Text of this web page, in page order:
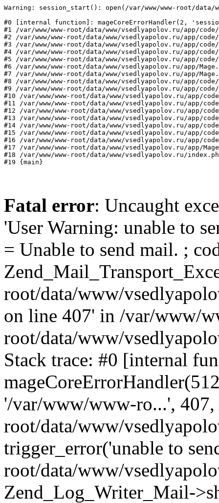
Warning: session_start(): open(/var/www/www-root/
#0 [internal function]: mageCoreErrorHandler(2,
#1 /var/www/www-root/data/www/vsedlyapolov.ru/app/
#2 /var/www/www-root/data/www/vsedlyapolov.ru/app/
#3 /var/www/www-root/data/www/vsedlyapolov.ru/app/
#4 /var/www/www-root/data/www/vsedlyapolov.ru/app/
#5 /var/www/www-root/data/www/vsedlyapolov.ru/app/
#6 /var/www/www-root/data/www/vsedlyapolov.ru/app/
#7 /var/www/www-root/data/www/vsedlyapolov.ru/app/
#8 /var/www/www-root/data/www/vsedlyapolov.ru/app/
#9 /var/www/www-root/data/www/vsedlyapolov.ru/app/
#10 /var/www/www-root/data/www/vsedlyapolov.ru/app/
#11 /var/www/www-root/data/www/vsedlyapolov.ru/app/
#12 /var/www/www-root/data/www/vsedlyapolov.ru/app/
#13 /var/www/www-root/data/www/vsedlyapolov.ru/app/
#14 /var/www/www-root/data/www/vsedlyapolov.ru/app/
#15 /var/www/www-root/data/www/vsedlyapolov.ru/app/
#16 /var/www/www-root/data/www/vsedlyapolov.ru/app/
#17 /var/www/www-root/data/www/vsedlyapolov.ru/app/
#18 /var/www/www-root/data/www/vsedlyapolov.ru/
#19 {main}
Fatal error: Uncaught
'User Warning: unable to
= Unable to send mail. ;
root/data/www/
on line 407' in /var/www/
root/data/www/
Stack trace: #0 [internal
'/var/www/www-ro...',
root/data/www/
trigger_error('unable to
root/data/www/
Zend_Log_Writer_Mail-